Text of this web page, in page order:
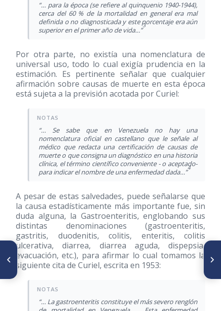
“… para la época (se refiere al quinquenio 1940-1944),
cerca del 60 % de la mortalidad en general era mal
definida o no diagnosticada y este porcentaje era aún
superior en el primer año de vida…”
3
Por otra parte, no existía una nomenclatura de
universal uso, todo lo cual exigía prudencia en la
estimación. Es pertinente señalar que cualquier
afirmación sobre causas de muerte en esta época
está sujeta a la previsión acotada por Curiel:
“… Se sabe que en Venezuela no hay una
nomenclatura oficial en castellano que le señale al
médico que redacta una certificación de causas de
muerte o que consigna un diagnóstico en una historia
clínica, el término científico conveniente - o aceptado-
para indicar el nombre de una enfermedad dada…”
4
A pesar de estas salvedades, puede señalarse que
la causa estadísticamente más importante fue, sin
duda alguna, la Gastroenteritis, englobando sus
distintas denominaciones (gastroenteritis,
gastritis, duodenitis, colitis, enteritis, colitis
ulcerativa, diarrea, diarrea aguda, dispepsia,
evacuación, etc.), para afirmar lo cual tomamos la
siguiente cita de Curiel, escrita en 1953:
“… La gastroenteritis constituye el más severo renglón
ARTÍCULO ANTERIOR
Editorial
SIGUIENTE ARTÍCULO
Santos Aníbal Domínici (1869-